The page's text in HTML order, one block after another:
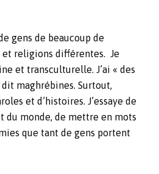
gens de beaucoup de
religions différentes. Je
et transculturelle. J’ai « des
maghrébines. Surtout,
et d’histoires. J’essaye de
du monde, de mettre en mots
que tant de gens portent